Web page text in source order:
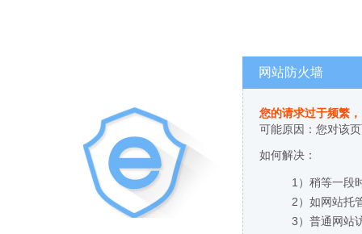
网站防火墙
您的请求过于频繁
可能原因：您对该
如何解决：
1）稍等一段
2）如网站托
3）普通网站